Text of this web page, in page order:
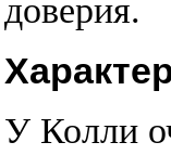
доверия.
У Колли